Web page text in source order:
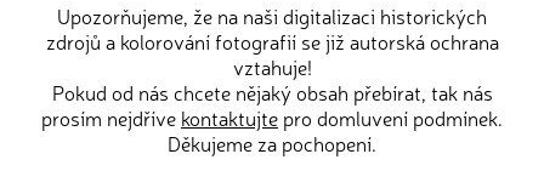
Upozorňujeme, že na naši digitalizaci historických
zdrojů a kolorování fotografií se již autorská ochrana
vztahuje!
Pokud od nás chcete nějaký obsah přebírat, tak nás
prosím nejdříve kontaktujte pro domluvení podmínek.
Děkujeme za pochopení.